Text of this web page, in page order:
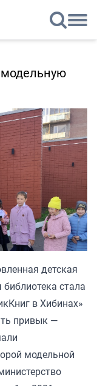
детская
стала
в Хибинах»
привык —
модельной